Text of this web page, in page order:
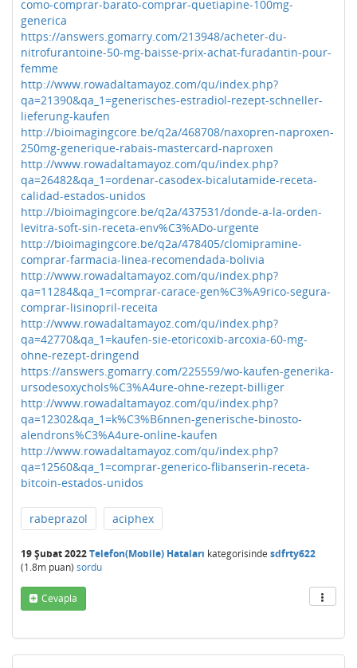
como-comprar-barato-comprar-quetiapine-100mg-
generica
https://answers.gomarry.com/213948/acheter-du-
nitrofurantoine-50-mg-baisse-prix-achat-furadantin-pour-
femme
http://www.rowadaltamayoz.com/qu/index.php?
qa=21390&qa_1=generisches-estradiol-rezept-schneller-
lieferung-kaufen
http://bioimagingcore.be/q2a/468708/naxopren-naproxen-
250mg-generique-rabais-mastercard-naproxen
http://www.rowadaltamayoz.com/qu/index.php?
qa=26482&qa_1=ordenar-casodex-bicalutamide-receta-
calidad-estados-unidos
http://bioimagingcore.be/q2a/437531/donde-a-la-orden-
levitra-soft-sin-receta-env%C3%ADo-urgente
http://bioimagingcore.be/q2a/478405/clomipramine-
comprar-farmacia-linea-recomendada-bolivia
http://www.rowadaltamayoz.com/qu/index.php?
qa=11284&qa_1=comprar-carace-gen%C3%A9rico-segura-
comprar-lisinopril-receita
http://www.rowadaltamayoz.com/qu/index.php?
qa=42770&qa_1=kaufen-sie-etoricoxib-arcoxia-60-mg-
ohne-rezept-dringend
https://answers.gomarry.com/225559/wo-kaufen-generika-
ursodesoxychols%C3%A4ure-ohne-rezept-billiger
http://www.rowadaltamayoz.com/qu/index.php?
qa=12302&qa_1=k%C3%B6nnen-generische-binosto-
alendrons%C3%A4ure-online-kaufen
http://www.rowadaltamayoz.com/qu/index.php?
qa=12560&qa_1=comprar-generico-flibanserin-receta-
bitcoin-estados-unidos
rabeprazol aciphex
19 Şubat 2022Telefon(Mobile) Hataları kategorisinde sdfrty622
(1.8m puan) sordu
Cevapla